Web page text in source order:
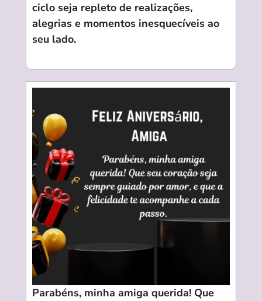
ciclo seja repleto de realizações,
alegrias e momentos inesquecíveis ao
seu lado.
Parabéns, minha amiga querida! Que